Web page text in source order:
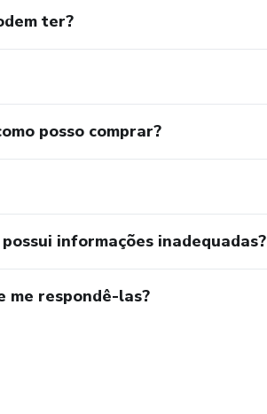
ter?
posso comprar?
informações inadequadas?
me respondê-las?